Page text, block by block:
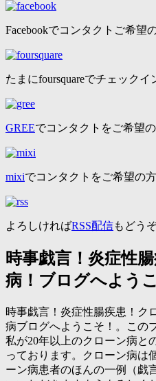
Facebookでコンタクトご希望
たまにfoursquareでチェックイ
GREEでコンタクトをご希望
mixiでコンタクトをご希望の
よろしければRSS配信もどうぞ
時事戯言！炎症性
病！ブログへよう
時事戯言！炎症性腸疾患！ク
病ブログへようこそ！。この
私が20年以上のクローン病と
っております。クローン病は
ーン病患者のほんの一例（戯